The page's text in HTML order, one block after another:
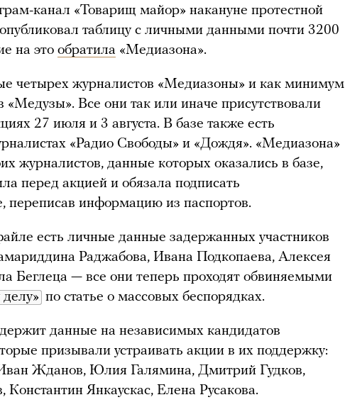
канал «Товарищ майор» накануне протестной
опубликовал таблицу с личными данными почти 3200
на это обратила «Медиазона».
четырех журналистов «Медиазоны» и как минимум
«Медузы». Все они так или иначе присутствовали
27 июля и 3 августа. В базе также есть
«Радио Свободы» и «Дождя». «Медиазона»
журналистов, данные которых оказались в базе,
перед акцией и обязала подписать
переписав информацию из паспортов.
есть личные данные задержанных участников
Раджабова, Ивана Подкопаева, Алексея
Беглеца — все они теперь проходят обвиняемыми
по статье о массовых беспорядках.
данные на независимых кандидатов
призывали устраивать акции в их поддержку:
Жданов, Юлия Галямина, Дмитрий Гудков,
Янкаускас, Елена Русакова.